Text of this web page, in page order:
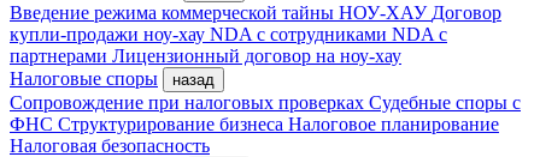
Введение режима коммерческой тайны НОУ-ХАУ Договор
купли-продажи ноу-хау NDA с сотрудниками NDA с
партнерами Лицензионный договор на ноу-хау
Налоговые споры
назад
Сопровождение при налоговых проверках Судебные споры с
ФНС Структурирование бизнеса Налоговое планирование
Налоговая безопасность